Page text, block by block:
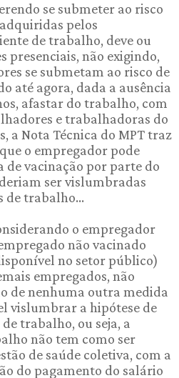
se submeter ao risco
pelos
de trabalho, deve ou
presenciais, não exigindo,
se submetam ao risco de
até agora, dada a ausência
afastar do trabalho, com
e trabalhadoras do
a Nota Técnica do MPT traz
o empregador pode
vacinação por parte do
ser vislumbradas
de trabalho...
o empregador
não vacinado
no setor público)
empregados, não
de nenhuma outra medida
vislumbrar a hipótese de
trabalho, ou seja, a
não tem como ser
de saúde coletiva, com a
do pagamento do salário